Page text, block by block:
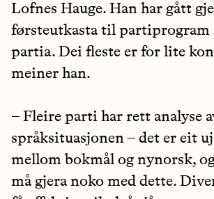
Lofnes Hauge. Han har gått
førsteutkasta til partiprogram
partia. Dei fleste er for lite
meiner han.
– Fleire parti har rett analyse
språksituasjonen – det er eit
mellom bokmål og nynorsk,
må gjera noko med dette.